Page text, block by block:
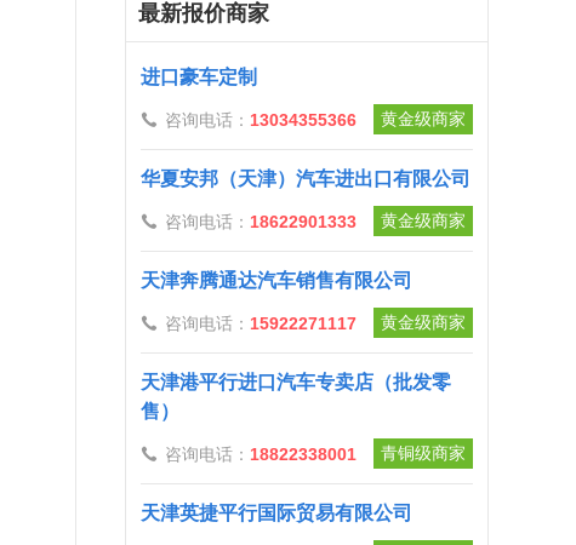
最新报价商家
进口豪车定制
 咨询电话： 13034355366 黄金级商家
华夏安邦（天津）汽车进出口有限公司
 咨询电话： 18622901333 黄金级商家
天津奔腾通达汽车销售有限公司
 咨询电话： 15922271117 黄金级商家
天津港平行进口汽车专卖店（批发零
售）
 咨询电话： 18822338001 青铜级商家
天津英捷平行国际贸易有限公司